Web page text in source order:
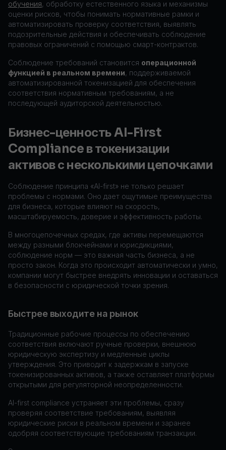
обучения, обработку естественного языка и механизмы
оценки рисков, чтобы понимать нормативные рамки и
автоматизировать проверку соответствия, выявлять
подозрительные действия и обеспечивать соблюдение
правовых ограничений с помощью смарт-контрактов.
Соблюдение требований становится операционной
функцией в реальном времени, поддерживаемой
автоматизированной токенизацией для обеспечения
соответствия нормативным требованиям, а не
последующей аудиторской деятельностью.
Бизнес-ценность AI-First
Compliance в токенизации
активов с несколькими цепочками
Соблюдение принципа «AI-first» не только решает
проблемы с нормами. Оно дает ощутимые преимущества
для бизнеса, которые влияют на скорость,
масштабируемость, доверие и эффективность работы.
В многоцепочечных средах, где активы перемещаются
между разными блокчейнами и юрисдикциями,
соблюдение норм — это важная часть бизнеса, а не
просто закон. Когда это происходит автоматически и умно,
компании могут быстрее внедрять инновации и оставаться
в безопасности с юридической точки зрения.
Быстрее выходите на рынок
Традиционные рабочие процессы по обеспечению
соответствия включают ручные проверки, внешнюю
юридическую экспертизу и медленные циклы
утверждения. Это приводит к задержкам в запуске
токенизированных активов, а также оставляет платформы
открытыми для регуляторной неопределенности.
AI-first compliance устраняет эти проблемы, сразу
проверяя соответствие требованиям, выявляя
юридические риски в реальном времени и заранее
одобряя соответствующие требованиям транзакции.